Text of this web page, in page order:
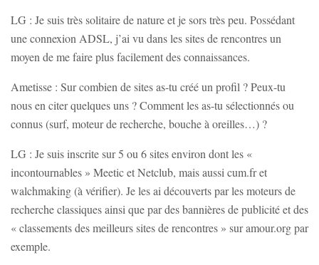
LG : Je suis très solitaire de nature et je sors très peu. Possédant
une connexion ADSL, j’ai vu dans les sites de rencontres un
moyen de me faire plus facilement des connaissances.
Ametisse : Sur combien de sites as-tu créé un profil ? Peux-tu
nous en citer quelques uns ? Comment les as-tu sélectionnés ou
connus (surf, moteur de recherche, bouche à oreilles…) ?
LG : Je suis inscrite sur 5 ou 6 sites environ dont les «
incontournables » Meetic et Netclub, mais aussi cum.fr et
walchmaking (à vérifier). Je les ai découverts par les moteurs de
recherche classiques ainsi que par des bannières de publicité et des
« classements des meilleurs sites de rencontres » sur amour.org par
exemple.